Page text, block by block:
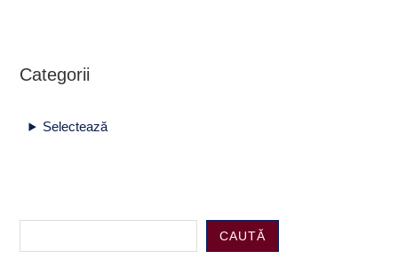
Categorii
Selectează
CAUTĂ